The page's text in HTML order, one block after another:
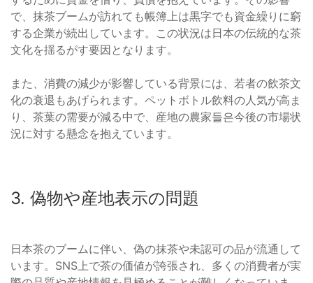
で、抹茶ブームが訪れても帳簿上は黒字でも資金繰りに窮
する企業が続出しています。この状況は日本の伝統的な茶
文化を揺るがす要因となります。
また、消費の減少が影響している背景には、若者の飲茶文
化の衰退もあげられます。ペットボトル飲料の人気が高ま
り、茶葉の需要が減る中で、産地の農家들은今後の市場状
況に対する懸念を抱えています。
3. 偽物や産地表示の問題
日本茶のブームに伴い、偽の抹茶や未認可の品が流通して
います。SNS上で茶の価値が誇張され、多くの消費者が実